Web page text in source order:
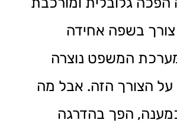
צורך בשפה אחידה
המשפט נוצרה
על הצורך הזה. אבל מה
הפך בהדרגה